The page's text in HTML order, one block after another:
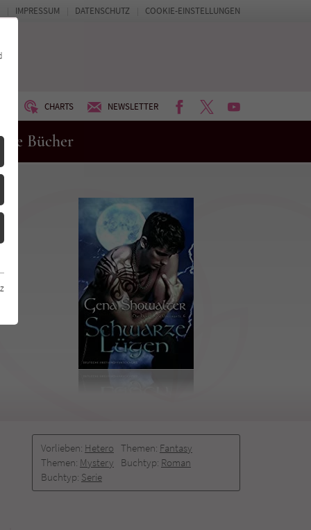
CHARTS NEWSLETTER FACEBOOKTWITTERYOUTUBE
Bücher
IMPRESSUM DATENSCHUTZ COOKIE-EINSTELLUNGEN
Vorlieben: Hetero Themen: Fantasy
Themen: Mystery Buchtyp: Roman
Buchtyp: Serie